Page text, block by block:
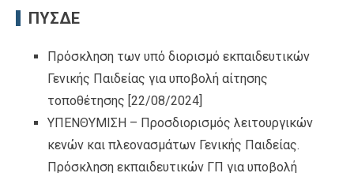
ΠΥΣΔΕ
Πρόσκληση των υπό διορισμό εκπαιδευτικών
Γενικής Παιδείας για υποβολή αίτησης
τοποθέτησης [22/08/2024]
ΥΠΕΝΘΥΜΙΣΗ – Προσδιορισμός λειτουργικών
κενών και πλεονασμάτων Γενικής Παιδείας.
Πρόσκληση εκπαιδευτικών ΓΠ για υποβολή